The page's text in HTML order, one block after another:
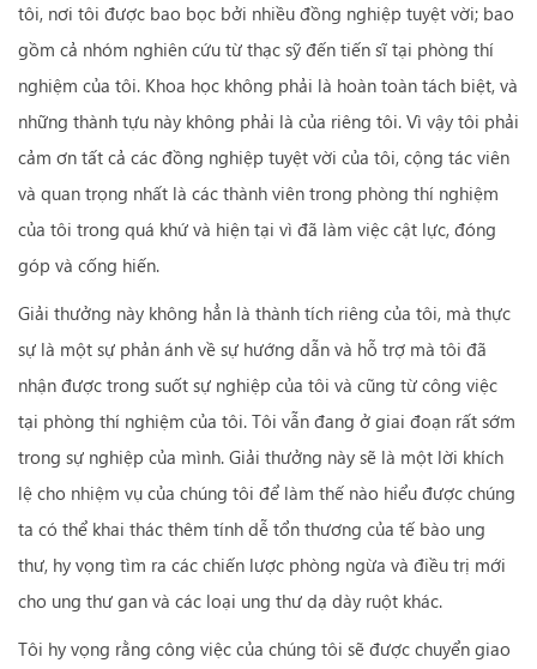
tôi, nơi tôi được bao bọc bởi nhiều đồng nghiệp tuyệt vời; bao
gồm cả nhóm nghiên cứu từ thạc sỹ đến tiến sĩ tại phòng thí
nghiệm của tôi. Khoa học không phải là hoàn toàn tách biệt, và
những thành tựu này không phải là của riêng tôi. Vì vậy tôi phải
cảm ơn tất cả các đồng nghiệp tuyệt vời của tôi, cộng tác viên
và quan trọng nhất là các thành viên trong phòng thí nghiệm
của tôi trong quá khứ và hiện tại vì đã làm việc cật lực, đóng
góp và cống hiến.
Giải thưởng này không hẳn là thành tích riêng của tôi, mà thực
sự là một sự phản ánh về sự hướng dẫn và hỗ trợ mà tôi đã
nhận được trong suốt sự nghiệp của tôi và cũng từ công việc
tại phòng thí nghiệm của tôi. Tôi vẫn đang ở giai đoạn rất sớm
trong sự nghiệp của mình. Giải thưởng này sẽ là một lời khích
lệ cho nhiệm vụ của chúng tôi để làm thế nào hiểu được chúng
ta có thể khai thác thêm tính dễ tổn thương của tế bào ung
thư, hy vọng tìm ra các chiến lược phòng ngừa và điều trị mới
cho ung thư gan và các loại ung thư dạ dày ruột khác.
Tôi hy vọng rằng công việc của chúng tôi sẽ được chuyển giao